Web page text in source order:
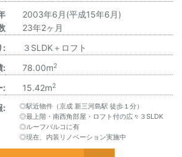
2003年6月(平成15年6月)
23年2ヶ月
:
３SLDK＋ロフト
:
78.00m2
: 15.42m2
:
◎駅近物件（京成 新三河島駅 徒歩１分）
◎最上階・南西角部屋・ロフト付の広々３SLDK
◎ルーフバルコに有
◎現在、内装リノベーション実施中